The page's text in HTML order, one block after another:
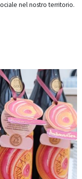
nel nostro territorio.